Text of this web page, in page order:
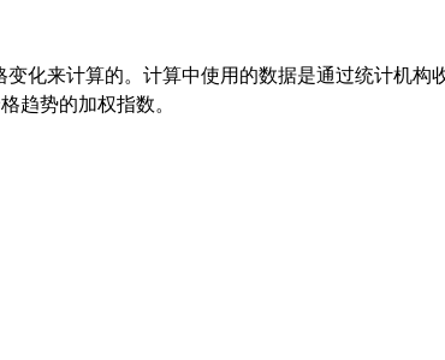
化来计算的。计算中使用的数据是通过统计机构
趋势的加权指数。